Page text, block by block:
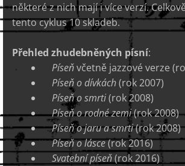
některé z nich mají i více verzí.
tento cyklus 10 skladeb.
Přehled zhudebněných písní:
Píseňvčetně jazzové verze
Píseň o dívkách(rok 2007)
Píseň o smrti(rok 2008)
Píseň o rodné zemi(rok 2008)
Píseň o jaru a smrti(rok 2008)
Píseň o lásce(rok 2016)
Svatební píseň(rok 2016)